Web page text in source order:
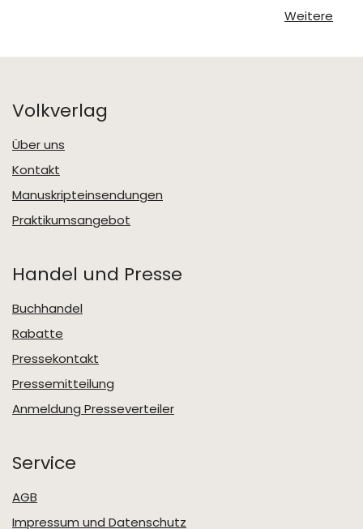
Weitere
Volkverlag
Über uns
Kontakt
Manuskripteinsendungen
Praktikumsangebot
Handel und Presse
Buchhandel
Rabatte
Pressekontakt
Pressemitteilung
Anmeldung Presseverteiler
Service
AGB
Impressum und Datenschutz